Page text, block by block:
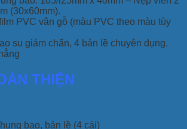
(30x60mm).
PVC vân gỗ (màu PVC theo màu tùy
su giảm chấn, 4 bản lề chuyên dụng.
THIỆN
bao, bản lề (4 cái)